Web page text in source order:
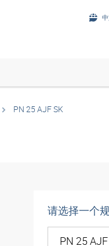
PN 25 AJF SK
请选择一个